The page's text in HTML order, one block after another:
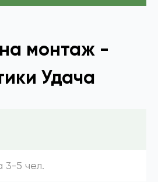
монтаж -
Удача
3-5 чел.